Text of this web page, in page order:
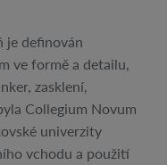
je definován
ve formě a detailu,
zasklení,
Collegium Novum
univerzity
vchodu a použití